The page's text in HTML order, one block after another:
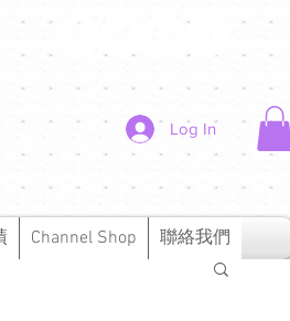
Log In
Channel Shop 聯絡我們